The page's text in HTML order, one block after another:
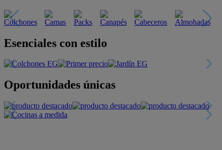
Esenciales con estilo
Oportunidades únicas